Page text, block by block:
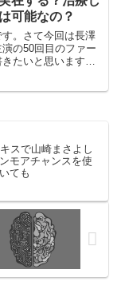
可能なの？
。さて今回は長澤
の50回目のファー
たいと思います。1
スで山崎まさよし
モアチャンスを使
ても